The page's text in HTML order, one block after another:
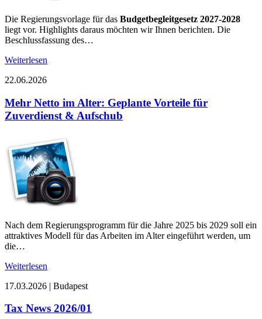
Die Regierungsvorlage für das Budgetbegleitgesetz 2027-2028
liegt vor. Highlights daraus möchten wir Ihnen berichten. Die
Beschlussfassung des…
Weiterlesen
22.06.2026
Mehr Netto im Alter: Geplante Vorteile für
Zuverdienst & Aufschub
Nach dem Regierungsprogramm für die Jahre 2025 bis 2029 soll ein
attraktives Modell für das Arbeiten im Alter eingeführt werden, um
die…
Weiterlesen
17.03.2026 | Budapest
Tax News 2026/01